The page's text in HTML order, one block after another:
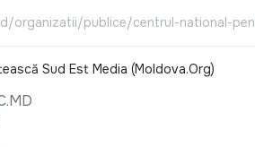
organizatii/publice/centrul-national-
Sud Est Media (Moldova.Org)